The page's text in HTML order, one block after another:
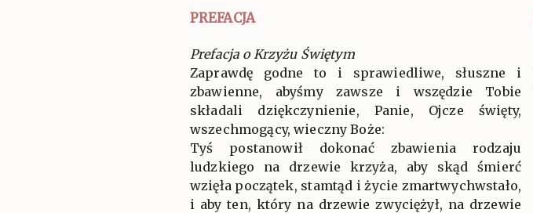
PREFACJA
Prefacja o Krzyżu Świętym
Zaprawdę godne to i sprawiedliwe, słuszne i
zbawienne, abyśmy zawsze i wszędzie Tobie
składali dziękczynienie, Panie, Ojcze święty,
wszechmogący, wieczny Boże:
Tyś postanowił dokonać zbawienia rodzaju
ludzkiego na drzewie krzyża, aby skąd śmierć
wzięła początek, stamtąd i życie zmartwychwstało,
i aby ten, który na drzewie zwyciężył, na drzewie